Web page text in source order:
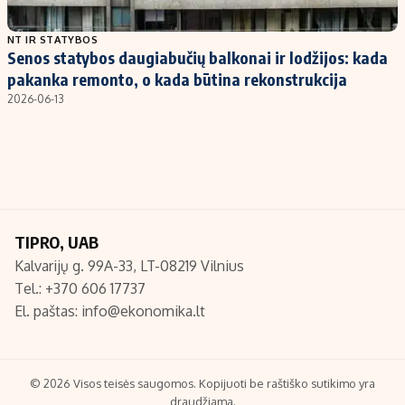
Populiarios temos
Investavimas
Akcijų rinka
Titulinis
Nedarbo išmokos skaičiuoklė
Redakcija
Turinio žymėjimo taisyklės
NT IR STATYBOS
Senos statybos daugiabučių balkonai ir lodžijos: kada
pakanka remonto, o kada būtina rekonstrukcija
2026-06-13
TIPRO, UAB
Kalvarijų g. 99A-33, LT-08219 Vilnius
Tel.: +370 606 17737
El. paštas: info@ekonomika.lt
© 2026 Visos teisės saugomos. Kopijuoti be raštiško sutikimo yra
draudžiama.